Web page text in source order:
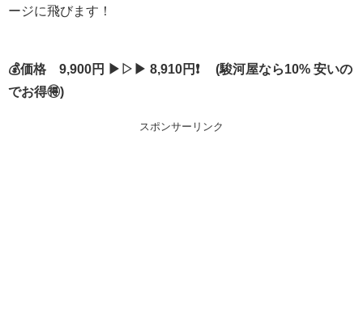
ージに飛びます！
💰価格 9,900円 ▶▷▶ 8,910円❗ (駿河屋なら10% 安いの
でお得🉐)
スポンサーリンク